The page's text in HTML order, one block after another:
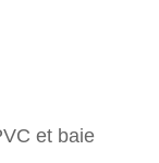
et baie